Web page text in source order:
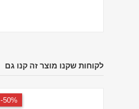
לקוחות שקנו מוצר זה קנו גם
50%-